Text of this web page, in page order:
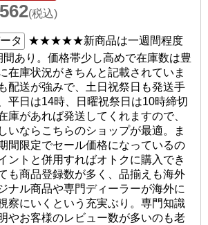
(税込)
タ ★★★★★新商品は一週間程度
あり。価格帯少し高めで在庫数は豊
在庫状況がきちんと記載されていま
配送が強みで、土日祝祭日も発送手
平日は14時、日曜祝祭日は10時締切
庫があれば発送してくれますので、
いならこちらのショップが最適。ま
間限定でセール価格になっているの
ントと併用すればオトクに購入でき
も商品登録数が多く、品揃えも海外
ナル商品や専門ディーラーが海外に
察にいくという充実ぶり。専門知識
やお客様のレビュー数が多いのも老